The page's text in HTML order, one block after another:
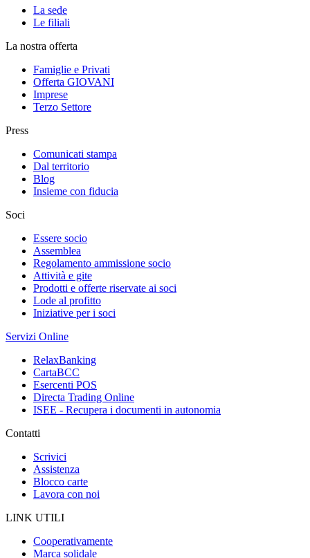
La sede
Le filiali
La nostra offerta
Famiglie e Privati
Offerta GIOVANI
Imprese
Terzo Settore
Press
Comunicati stampa
Dal territorio
Blog
Insieme con fiducia
Soci
Essere socio
Assemblea
Regolamento ammissione socio
Attività e gite
Prodotti e offerte riservate ai soci
Lode al profitto
Iniziative per i soci
Servizi Online
RelaxBanking
CartaBCC
Esercenti POS
Directa Trading Online
ISEE - Recupera i documenti in autonomia
Contatti
Scrivici
Assistenza
Blocco carte
Lavora con noi
LINK UTILI
Cooperativamente
Marca solidale